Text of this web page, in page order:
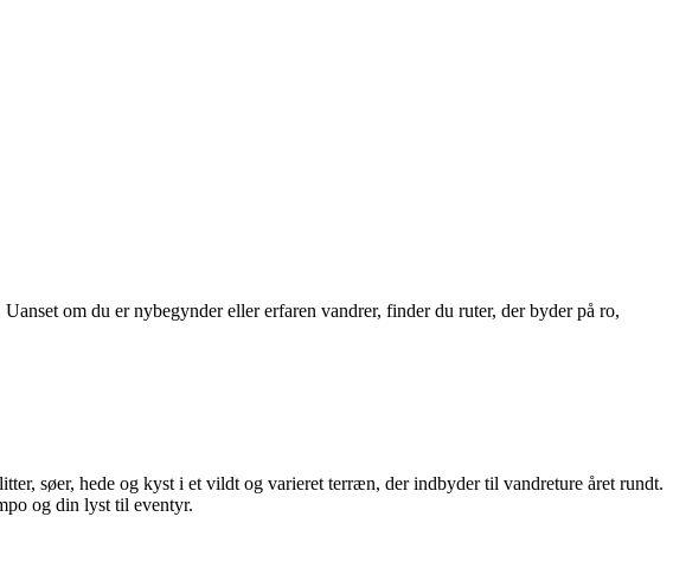
om du er nybegynder eller erfaren vandrer, finder du ruter, der byder på ro,
søer, hede og kyst i et vildt og varieret terræn, der indbyder til vandreture året rundt.
og din lyst til eventyr.